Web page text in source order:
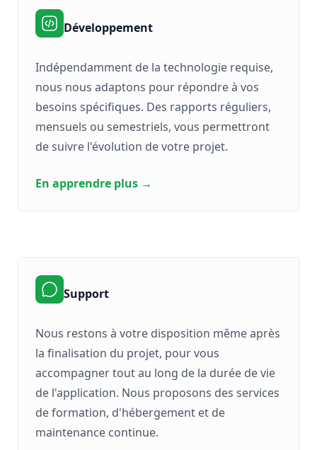
Développement
Indépendamment de la technologie requise,
nous nous adaptons pour répondre à vos
besoins spécifiques. Des rapports réguliers,
mensuels ou semestriels, vous permettront
de suivre l'évolution de votre projet.
En apprendre plus →
Support
Nous restons à votre disposition même après
la finalisation du projet, pour vous
accompagner tout au long de la durée de vie
de l'application. Nous proposons des services
de formation, d'hébergement et de
maintenance continue.